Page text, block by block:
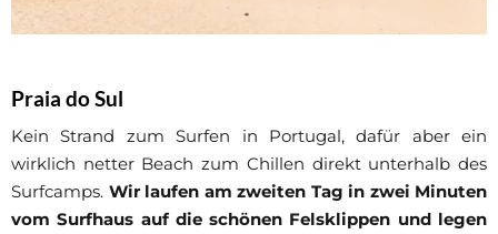
Praia do Sul
Kein Strand zum Surfen in Portugal, dafür aber ein
wirklich netter Beach zum Chillen direkt unterhalb des
Surfcamps. Wir laufen am zweiten Tag in zwei Minuten
vom Surfhaus auf die schönen Felsklippen und legen